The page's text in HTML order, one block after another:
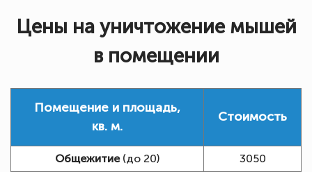
Цены на уничтожение мышей
в помещении
Помещение и площадь,
кв. м.
Стоимость
Общежитие(до 20)
3050